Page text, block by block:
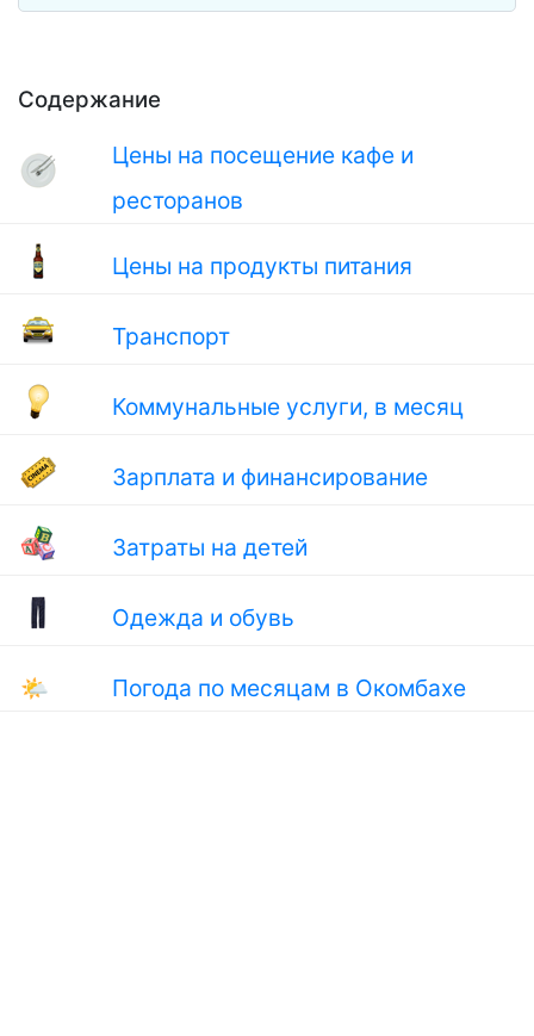
Содержание
Цены на посещение кафе и
ресторанов
Цены на продукты питания
Транспорт
Коммунальные услуги, в месяц
Зарплата и финансирование
Затраты на детей
Одежда и обувь
🌤 Погода по месяцам в Окомбахе